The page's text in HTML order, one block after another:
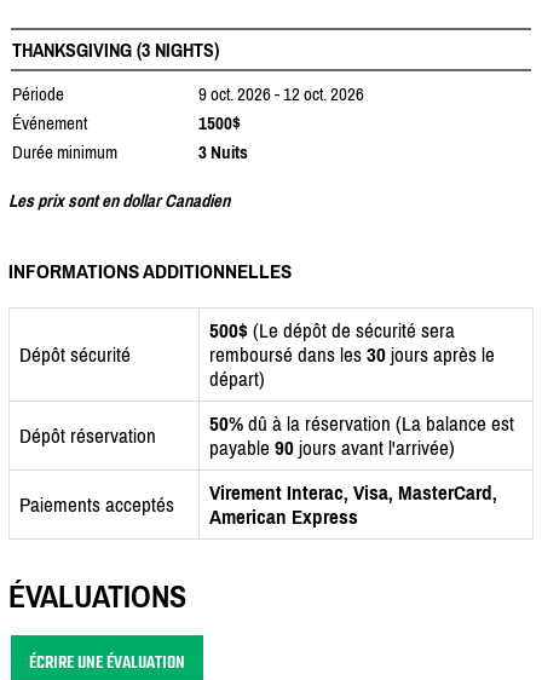
THANKSGIVING (3 NIGHTS)
Période
9 oct. 2026 - 12 oct. 2026
Événement
1500$
Durée minimum
3 Nuits
Les prix sont en dollar Canadien
INFORMATIONS ADDITIONNELLES
Dépôt sécurité
500$ (Le dépôt de sécurité sera
remboursé dans les 30 jours après le
départ)
Dépôt réservation 50% dû à la réservation (La balance est
payable 90 jours avant l'arrivée)
Paiements acceptés
Virement Interac, Visa, MasterCard,
American Express
ÉVALUATIONS
ÉCRIRE UNE ÉVALUATION